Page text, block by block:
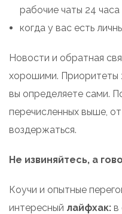
рабочие чаты 24
когда у вас есть
Новости и обратная
хорошими. Приоритеты
вы определяете сами.
перечисленных выше,
воздержаться.
Не извиняйтесь, а
Коучи и опытные
интересный лайфхак: в